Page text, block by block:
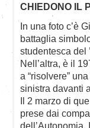
CHIEDONO IL
In una foto c’è
battaglia
studentesca del
Nell’altra, è il
a “risolvere”
sinistra davanti
Il 2 marzo di
prese dai